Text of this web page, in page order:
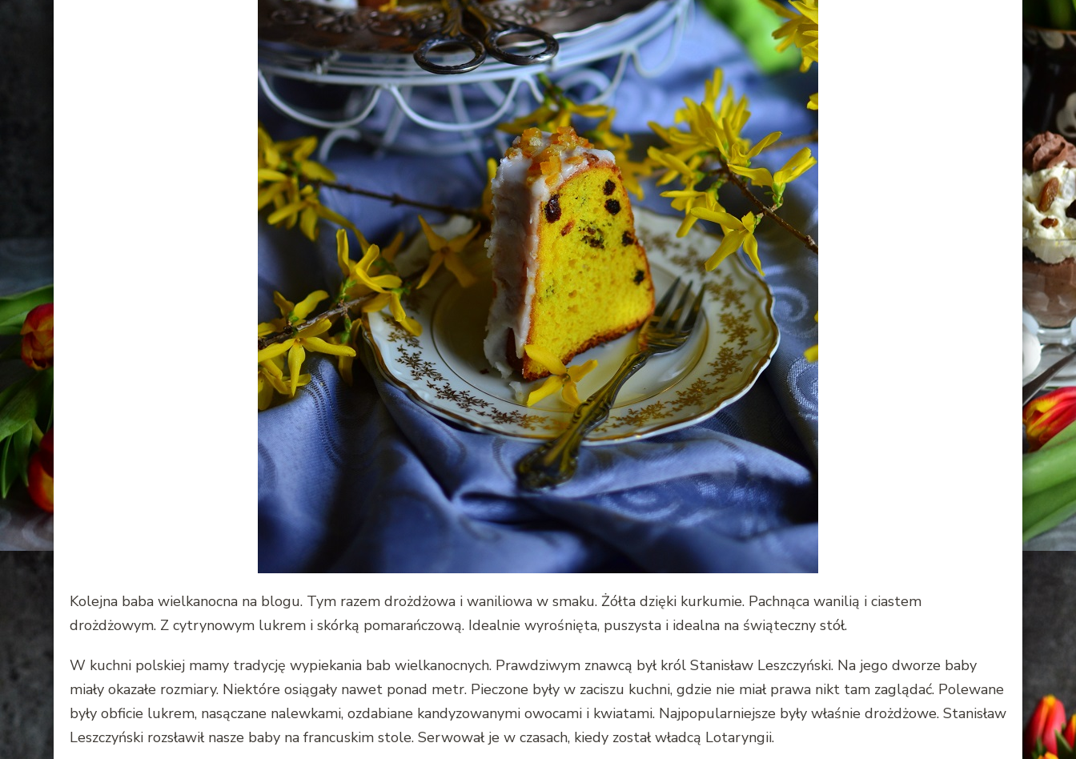
Kolejna baba wielkanocna na blogu. Tym razem drożdżowa i waniliowa w smaku. Żółta dzięki kurkumie. Pachnąca wanilią i ciastem
drożdżowym. Z cytrynowym lukrem i skórką pomarańczową. Idealnie wyrośnięta, puszysta i idealna na świąteczny stół.
W kuchni polskiej mamy tradycję wypiekania bab wielkanocnych. Prawdziwym znawcą był król Stanisław Leszczyński. Na jego dworze baby
miały okazałe rozmiary. Niektóre osiągały nawet ponad metr. Pieczone były w zaciszu kuchni, gdzie nie miał prawa nikt tam zaglądać. Polewane
były obficie lukrem, nasączane nalewkami, ozdabiane kandyzowanymi owocami i kwiatami. Najpopularniejsze były właśnie drożdżowe. Stanisław
Leszczyński rozsławił nasze baby na francuskim stole. Serwował je w czasach, kiedy został władcą Lotaryngii.